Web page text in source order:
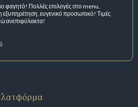
φαγητό! Πολλές επιλογές στο menu,
εξυπηρέτηση, ευγενικό προσωπικό! Τιμές
ανεπιφύλακτα!